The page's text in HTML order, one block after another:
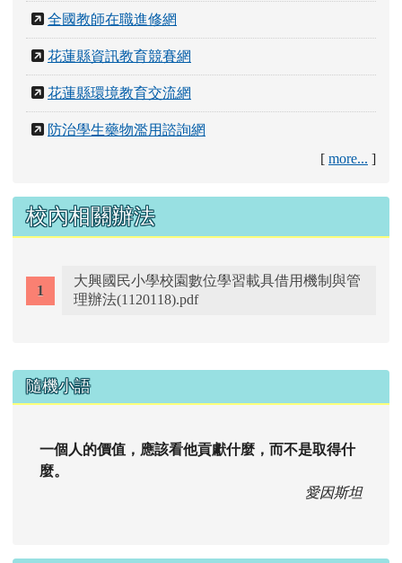
全國教師在職進修網
花蓮縣資訊教育競賽網
花蓮縣環境教育交流網
防治學生藥物濫用諮詢網
[ more... ]
校內相關辦法
大興國民小學校園數位學習載具借用機制與管
理辦法(1120118).pdf
右邊區域內容
隨機小語
一個人的價值，應該看他貢獻什麼，而不是取得什
麼。
愛因斯坦